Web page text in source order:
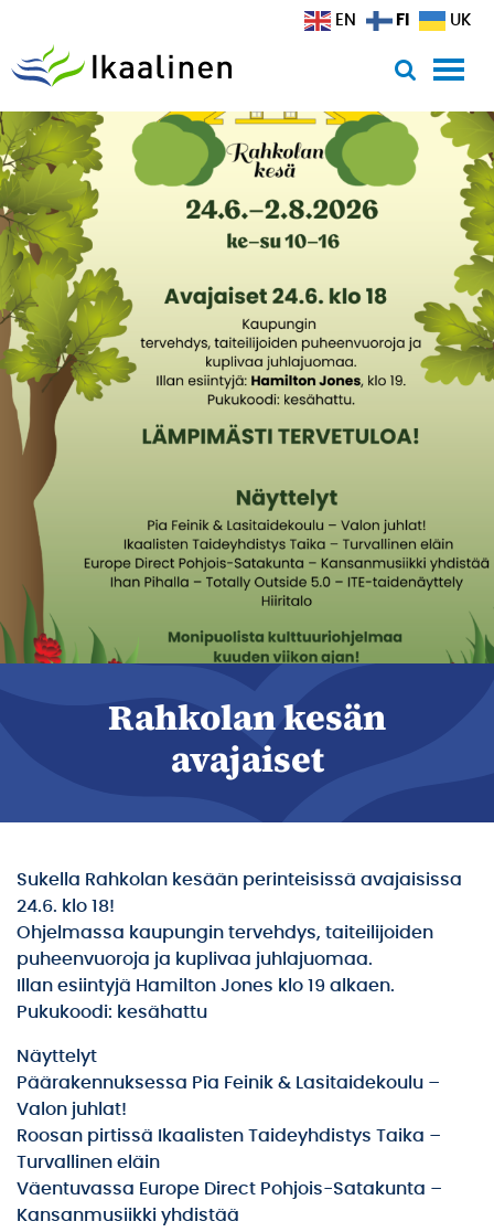
Rahkolan kesän
avajaiset
Sukella Rahkolan kesään perinteisissä avajaisissa
24.6. klo 18!
Ohjelmassa kaupungin tervehdys, taiteilijoiden
puheenvuoroja ja kuplivaa juhlajuomaa.
Illan esiintyjä Hamilton Jones klo 19 alkaen.
Pukukoodi: kesähattu
Näyttelyt
Päärakennuksessa Pia Feinik & Lasitaidekoulu –
Valon juhlat!
Roosan pirtissä Ikaalisten Taideyhdistys Taika –
Turvallinen eläin
Väentuvassa Europe Direct Pohjois-Satakunta –
Kansanmusiikki yhdistää
EN FI UK